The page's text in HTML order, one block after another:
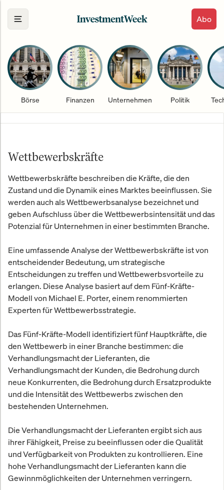
Abo
Börse Finanzen Unternehmen Politik
Wettbewerbskräfte
Wettbewerbskräfte beschreiben die Kräfte, die den
Zustand und die Dynamik eines Marktes beeinflussen. Sie
werden auch als Wettbewerbsanalyse bezeichnet und
geben Aufschluss über die Wettbewerbsintensität und das
Potenzial für Unternehmen in einer bestimmten Branche.
Eine umfassende Analyse der Wettbewerbskräfte ist von
entscheidender Bedeutung, um strategische
Entscheidungen zu treffen und Wettbewerbsvorteile zu
erlangen. Diese Analyse basiert auf dem Fünf-Kräfte-
Modell von Michael E. Porter, einem renommierten
Experten für Wettbewerbsstrategie.
Das Fünf-Kräfte-Modell identifiziert fünf Hauptkräfte, die
den Wettbewerb in einer Branche bestimmen: die
Verhandlungsmacht der Lieferanten, die
Verhandlungsmacht der Kunden, die Bedrohung durch
neue Konkurrenten, die Bedrohung durch Ersatzprodukte
und die Intensität des Wettbewerbs zwischen den
bestehenden Unternehmen.
Die Verhandlungsmacht der Lieferanten ergibt sich aus
ihrer Fähigkeit, Preise zu beeinflussen oder die Qualität
und Verfügbarkeit von Produkten zu kontrollieren. Eine
hohe Verhandlungsmacht der Lieferanten kann die
Gewinnmöglichkeiten der Unternehmen verringern.